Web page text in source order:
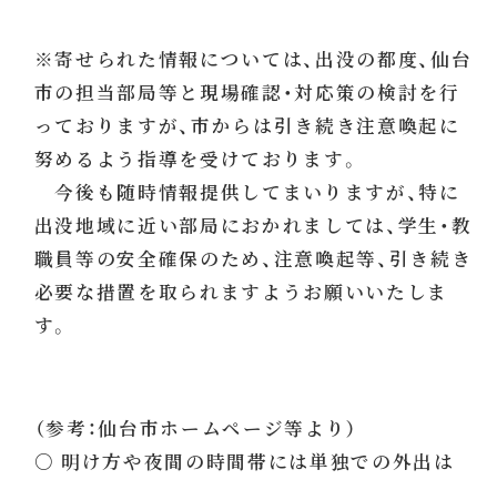
※寄せられた情報については、出没の都度、仙台
市の担当部局等と現場確認・対応策の検討を行
っておりますが、市からは引き続き注意喚起に
努めるよう指導を受けております。
今後も随時情報提供してまいりますが、特に
出没地域に近い部局におかれましては、学生・教
職員等の安全確保のため、注意喚起等、引き続き
必要な措置を取られますようお願いいたしま
す。
（参考：仙台市ホームページ等より）
○ 明け方や夜間の時間帯には単独での外出は